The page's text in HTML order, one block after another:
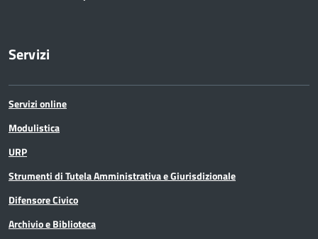
Servizi
Servizi online
Modulistica
URP
Strumenti di Tutela Amministrativa e Giurisdizionale
Difensore Civico
Archivio e Biblioteca